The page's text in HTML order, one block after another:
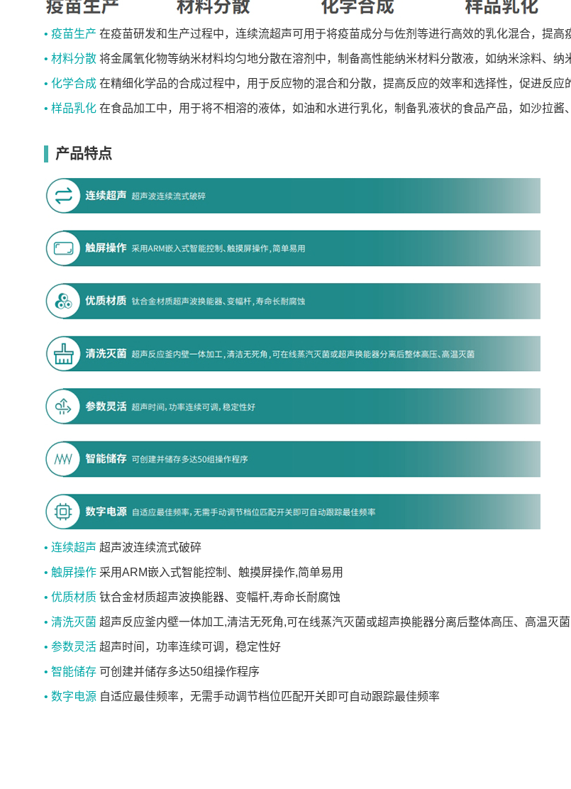
• 疫苗生产 在疫苗研发和生产过程中，连续流超声可用于将疫苗成分与佐剂等进行高效的乳化混合，提高
• 材料分散将金属氧化物等纳米材料均匀地分散在溶剂中，制备高性能纳米材料分散液，如纳米涂料、纳
• 化学合成在精细化学品的合成过程中，用于反应物的混合和分散，提高反应的效率和选择性，促进反应
• 样品乳化在食品加工中，用于将不相溶的液体，如油和水进行乳化，制备乳液状的食品产品，如沙拉酱
产品特点
• 连续超声 超声波连续流式破碎
• 触屏操作采用ARM嵌入式智能控制、触摸屏操作,简单易用
• 优质材质钛合金材质超声波换能器、变幅杆,寿命长耐腐蚀
• 清洗灭菌 超声反应釜内壁一体加工,清洁无死角,可在线蒸汽灭菌或超声换能器分离后整体高压、高温灭菌
• 参数灵活超声时间，功率连续可调，稳定性好
• 智能储存可创建并储存多达50组操作程序
• 数字电源 自适应最佳频率，无需手动调节档位匹配开关即可自动跟踪最佳频率